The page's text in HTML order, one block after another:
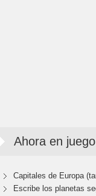
Ahora en
Capitales de Europa
Escribe los planetas